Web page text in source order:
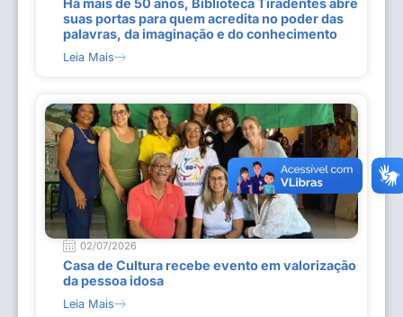
suas portas para quem acredita no poder das
palavras, da imaginação e do conhecimento
Leia Mais
02/07/2026
Casa de Cultura recebe evento em valorização
da pessoa idosa
Leia Mais